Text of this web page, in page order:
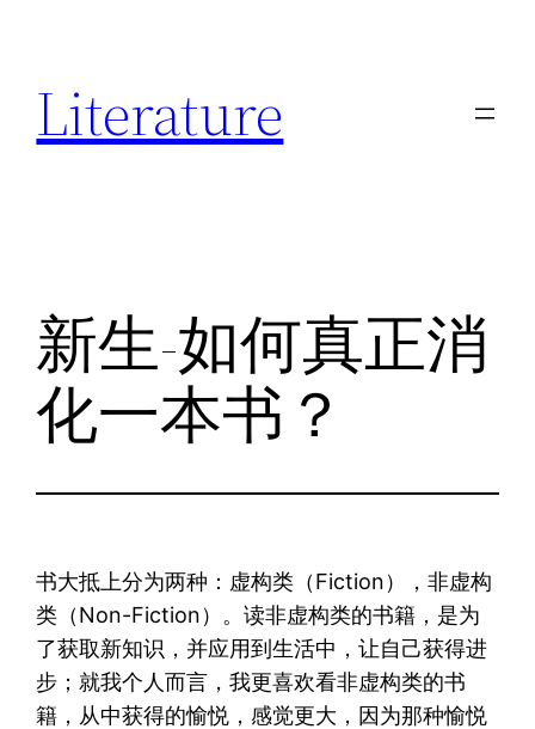
Literature
新生-如何真正消
化一本书？
书大抵上分为两种：虚构类（Fiction），非虚构
类（Non-Fiction）。读非虚构类的书籍，是为
了获取新知识，并应用到生活中，让自己获得进
步；就我个人而言，我更喜欢看非虚构类的书
籍，从中获得的愉悦，感觉更大，因为那种愉悦